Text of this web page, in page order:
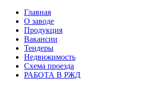
Главная
О заводе
Продукция
Вакансии
Тендеры
Недвижимость
Схема проезда
РАБОТА В РЖД